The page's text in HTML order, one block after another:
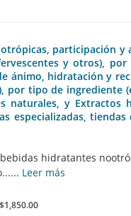
participación
y otros),
ánimo, hidratación y
por tipo de ingrediente
naturales, y Extractos
especializadas,
hidratantes
Leer más
$1,850.00